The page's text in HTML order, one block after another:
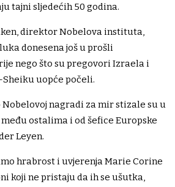
tajni sljedećih 50 godina.
direktor Nobelova instituta,
donesena još u prošli
nego što su pregovori Izraela i
uopće počeli.
Nobelovoj nagradi za mir stizale su u
ostalima i od šefice Europske
Leyen.
hrabrost i uvjerenja Marie Corine
koji ne pristaju da ih se ušutka,